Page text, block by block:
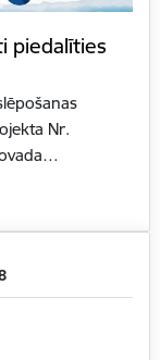
piedalīties
Nr.